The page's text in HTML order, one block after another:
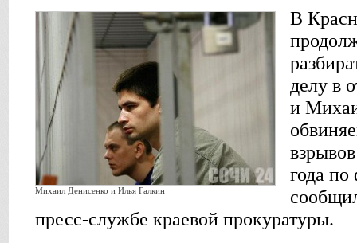
Михаил Денисенко и Илья Галкин
В
делу в
и
года по
пресс-службе краевой прокуратуры.